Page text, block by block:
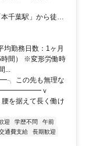
千葉駅」から徒歩
均勤務日数：1ヶ月
時間） ※変形労働時
...
の先も無理な
ｖ
据えて長く働け
迎 学歴不問
午前
通費支給
長期歓迎